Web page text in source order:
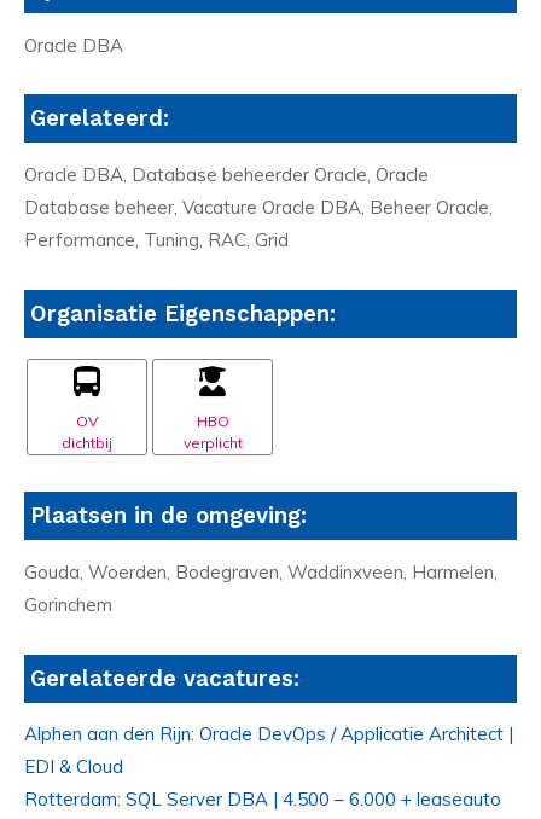
Oracle DBA
Gerelateerd:
Oracle DBA, Database beheerder Oracle, Oracle
Database beheer, Vacature Oracle DBA, Beheer Oracle,
Performance, Tuning, RAC, Grid
Organisatie Eigenschappen:
OV
dichtbij
HBO
verplicht
Plaatsen in de omgeving:
Gouda, Woerden, Bodegraven, Waddinxveen, Harmelen,
Gorinchem
Gerelateerde vacatures:
Alphen aan den Rijn: Oracle DevOps / Applicatie Architect |
EDI & Cloud
Rotterdam: SQL Server DBA | 4.500 – 6.000 + leaseauto